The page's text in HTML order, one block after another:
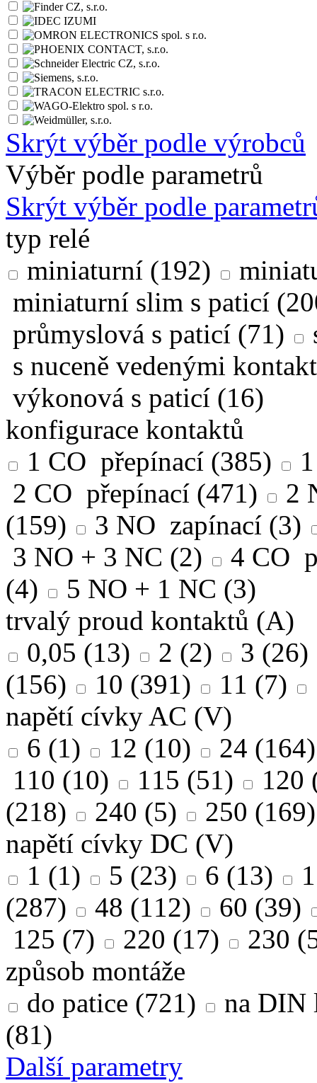
Skrýt výběr podle výrobců
Výběr podle parametrů
Skrýt výběr podle
typ relé
miniaturní (192)
miniaturní slim s paticí
průmyslová s paticí (71)
s nuceně vedenými
výkonová s paticí (16)
konfigurace kontaktů
1 CO přepínací (385)
2 CO přepínací (471)
2
(159)
3 NO zapínací (3)
3 NO + 3 NC (2)
4 CO
(4)
5 NO + 1 NC (3)
trvalý proud kontaktů (A)
0,05 (13) 2 (2) 3 (26)
(156)
10 (391) 11 (7)
napětí cívky AC (V)
6 (1) 12 (10) 24 (164)
110 (10) 115 (51) 120
(218)
240 (5) 250 (169)
napětí cívky DC (V)
1 (1) 5 (23) 6 (13)
(287)
48 (112) 60 (39)
125 (7) 220 (17) 230
způsob montáže
do patice (721)
na DIN
(81)
Další parametry